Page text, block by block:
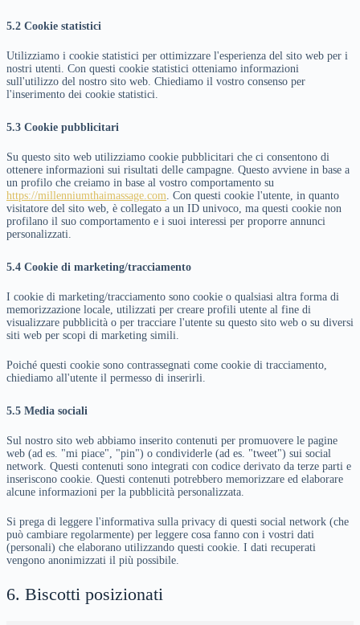
5.2 Cookie statistici
Utilizziamo i cookie statistici per ottimizzare l'esperienza del sito web per i
nostri utenti. Con questi cookie statistici otteniamo informazioni
sull'utilizzo del nostro sito web. Chiediamo il vostro consenso per
l'inserimento dei cookie statistici.
5.3 Cookie pubblicitari
Su questo sito web utilizziamo cookie pubblicitari che ci consentono di
ottenere informazioni sui risultati delle campagne. Questo avviene in base a
un profilo che creiamo in base al vostro comportamento su
https://millenniumthaimassage.com . Con questi cookie l'utente, in quanto
visitatore del sito web, è collegato a un ID univoco, ma questi cookie non
profilano il suo comportamento e i suoi interessi per proporre annunci
personalizzati.
5.4 Cookie di marketing/tracciamento
I cookie di marketing/tracciamento sono cookie o qualsiasi altra forma di
memorizzazione locale, utilizzati per creare profili utente al fine di
visualizzare pubblicità o per tracciare l'utente su questo sito web o su diversi
siti web per scopi di marketing simili.
Poiché questi cookie sono contrassegnati come cookie di tracciamento,
chiediamo all'utente il permesso di inserirli.
5.5 Media sociali
Sul nostro sito web abbiamo inserito contenuti per promuovere le pagine
web (ad es. "mi piace", "pin") o condividerle (ad es. "tweet") sui social
network. Questi contenuti sono integrati con codice derivato da terze parti e
inseriscono cookie. Questi contenuti potrebbero memorizzare ed elaborare
alcune informazioni per la pubblicità personalizzata.
Si prega di leggere l'informativa sulla privacy di questi social network (che
può cambiare regolarmente) per leggere cosa fanno con i vostri dati
(personali) che elaborano utilizzando questi cookie. I dati recuperati
vengono anonimizzati il più possibile.
6. Biscotti posizionati